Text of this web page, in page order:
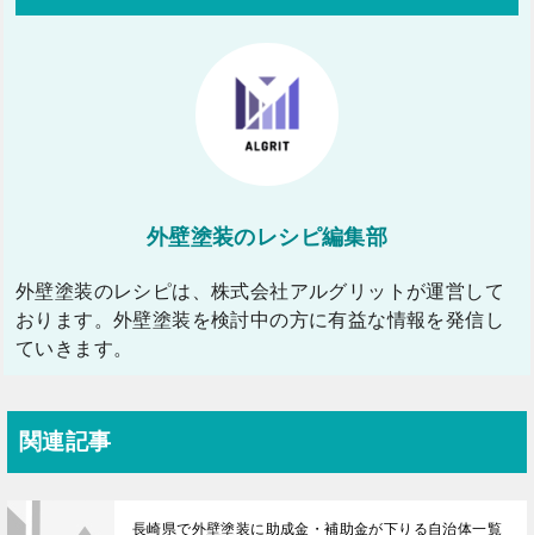
外壁塗装のレシピ編集部
外壁塗装のレシピは、株式会社アルグリットが運営して
おります。外壁塗装を検討中の方に有益な情報を発信し
ていきます。
関連記事
長崎県で外壁塗装に助成金・補助金が下りる自治体一覧